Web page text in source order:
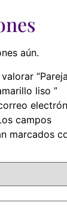
aún.
liso ”
campos
marcados